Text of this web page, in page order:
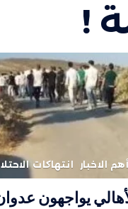
!
أهم الاخبار انتهاكات
يواجهون